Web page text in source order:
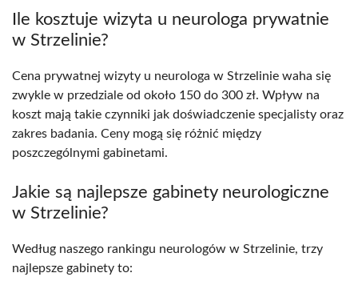
Ile kosztuje wizyta u neurologa prywatnie
w Strzelinie?
Cena prywatnej wizyty u neurologa w Strzelinie waha się
zwykle w przedziale od około 150 do 300 zł. Wpływ na
koszt mają takie czynniki jak doświadczenie specjalisty oraz
zakres badania. Ceny mogą się różnić między
poszczególnymi gabinetami.
Jakie są najlepsze gabinety neurologiczne
w Strzelinie?
Według naszego rankingu neurologów w Strzelinie, trzy
najlepsze gabinety to: